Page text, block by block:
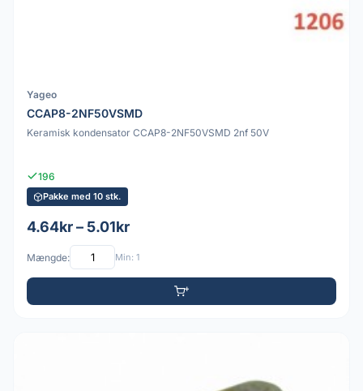
Yageo
CCAP8-2NF50VSMD
Keramisk kondensator CCAP8-2NF50VSMD 2nf 50V
196
Pakke med 10 stk.
4.64kr – 5.01kr
Mængde: Min: 1